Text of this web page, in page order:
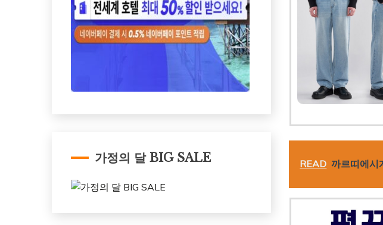
READ 까르띠에시
가정의 달 BIG SALE